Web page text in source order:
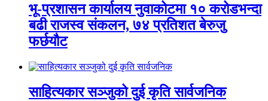
भू-प्रशासन कार्यालय नुवाकोटमा १० करोडभन्दा
बढी राजस्व संकलन, ७४ प्रतिशत बेरुजु
फर्छयौट
साहित्यकार सञ्जुको दुई कृति सार्वजनिक